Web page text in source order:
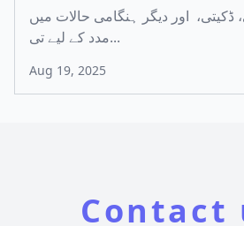
ڈکیتی، اور دیگر ہنگامی حالات میں
مدد کے لیے تی...
Aug 19, 2025
Contact